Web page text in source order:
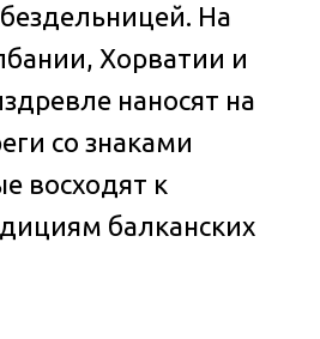
На
Хорватии и
наносят на
со знаками
восходят к
балканских